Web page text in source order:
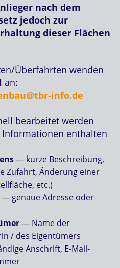
nach dem
jedoch zur
dieser Flächen
Überfahrten wenden
an:
info.de
bearbeitet werden
enthalten
— kurze Beschreibung,
Zufahrt, Änderung einer
äche, etc.)
— genaue Adresse oder
— Name der
/ des Eigentümers
Anschrift, E‑Mail-